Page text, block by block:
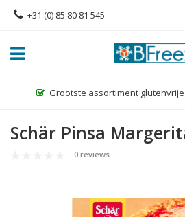
+31 (0) 85 80 81 545
Grootste assortiment
Schär Pinsa
0 reviews